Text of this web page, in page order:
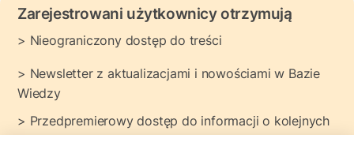
Zarejestrowani użytkownicy otrzymują
> Nieograniczony dostęp do treści
> Newsletter z aktualizacjami i nowościami w Bazie
Wiedzy
> Przedpremierowy dostęp do informacji o kolejnych